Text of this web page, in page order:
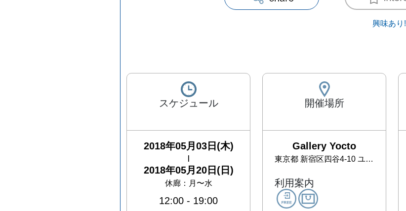
興味あり!
スケジュール
2018年05月03日(木)
2018年05月20日(日)
休廊：月〜水
12:00 - 19:00
開催場所
Gallery Yocto
東京都 新宿区四谷4-10 ユニヴェールビル102
利用案内